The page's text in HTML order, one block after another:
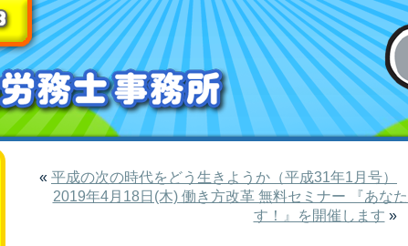
« 平成の次の時代をどう生きようか（平成31年1月号）
2019年4月18日(木) 働き方改革 無料セミナー 『あな
す！』を開催します »